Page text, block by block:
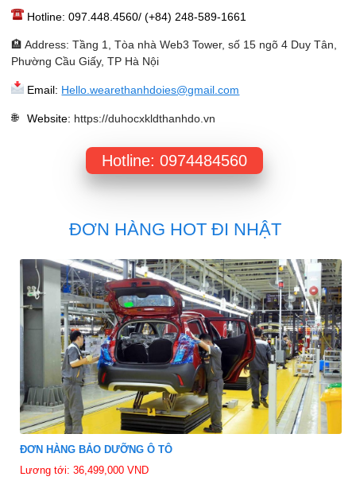
Hotline: 097.448.4560/ (+84) 248-589-1661
🏨 Address: Tầng 1, Tòa nhà Web3 Tower, số 15 ngõ 4 Duy Tân,
Phường Cầu Giấy, TP Hà Nội
Email: Hello.wearethanhdoies@gmail.com
Website: https://duhocxkldthanhdo.vn
Hotline: 0974484560
ĐƠN HÀNG HOT ĐI NHẬT
ĐƠN HÀNG BẢO DƯỠNG Ô TÔ
Lương tới: 36,499,000 VND